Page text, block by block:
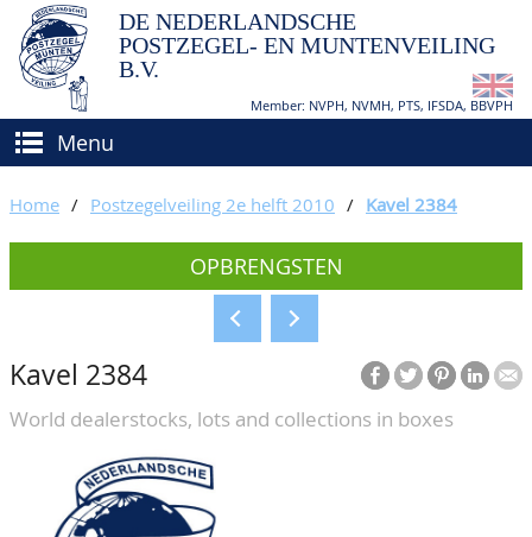
DE NEDERLANDSCHE
POSTZEGEL- EN MUNTENVEILING
B.V.
Member: NVPH, NVMH, PTS, IFSDA, BBVPH
Menu
(VER)KOPEN
Hoe verkopen?
Voorwaarden
BIEDEN
CATALOGI/OPBRENGSTEN
KEURINGSDIENST
AGENDA
OVER ONS
Home / Postzegelveiling 2e helft 2010 / Kavel 2384
OPBRENGSTEN
Kavel 2384
World dealerstocks, lots and collections in boxes